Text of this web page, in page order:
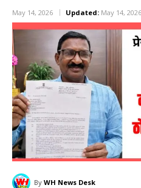
May 14, 2026 Updated: May 14, 2026
By WH News Desk